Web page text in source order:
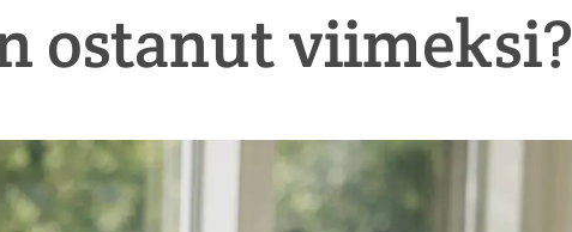
ostanut viimeksi?